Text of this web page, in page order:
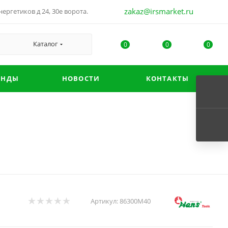
д 24, 30е ворота. zakaz@irsmarket.ru
Каталог 0 0 0
НОВОСТИ КОНТАКТЫ
Артикул:86300M40